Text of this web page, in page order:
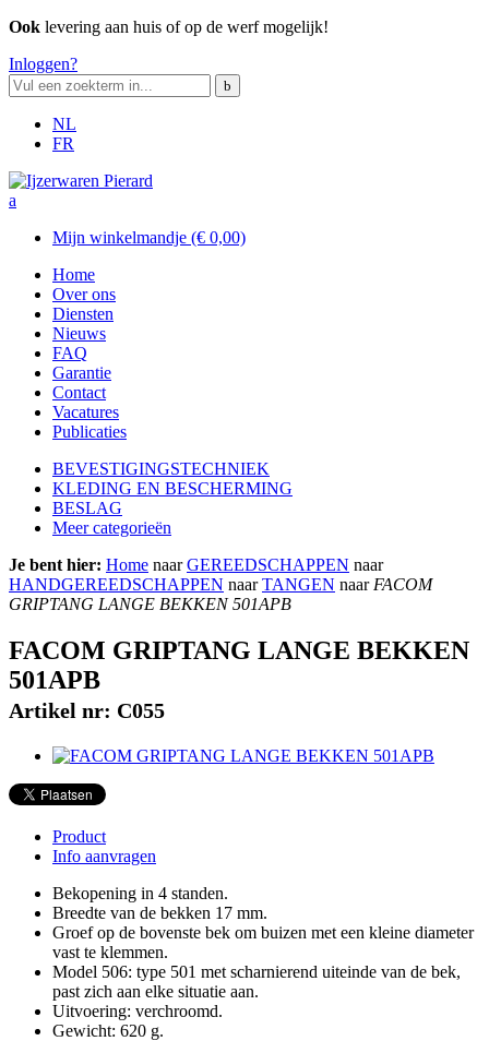
Ook levering aan huis of op de werf mogelijk!
Inloggen?
NL
FR
Mijn winkelmandje (€ 0,00)
Home
Over ons
Diensten
Nieuws
FAQ
Garantie
Contact
Vacatures
Publicaties
BEVESTIGINGSTECHNIEK
KLEDING EN BESCHERMING
BESLAG
Meer categorieën
Je bent hier: Home naar GEREEDSCHAPPEN naar
HANDGEREEDSCHAPPEN naar TANGEN naar FACOM
GRIPTANG LANGE BEKKEN 501APB
FACOM GRIPTANG LANGE BEKKEN
501APB
Artikel nr: C055
Product
Info aanvragen
Bekopening in 4 standen.
Breedte van de bekken 17 mm.
Groef op de bovenste bek om buizen met een kleine diameter
vast te klemmen.
Model 506: type 501 met scharnierend uiteinde van de bek,
past zich aan elke situatie aan.
Uitvoering: verchroomd.
Gewicht: 620 g.